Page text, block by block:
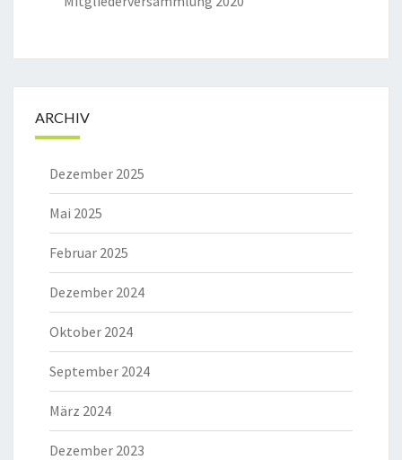
ARCHIV
Dezember 2025
Mai 2025
Februar 2025
Dezember 2024
Oktober 2024
September 2024
März 2024
Dezember 2023